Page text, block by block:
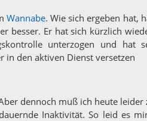
Wannabe. Wie sich ergeben hat,
besser. Er hat sich kürzlich
unterzogen und hat
in den aktiven Dienst versetzen
dennoch muß ich heute leider
Inaktivität. So leid es